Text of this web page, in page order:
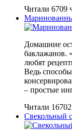
Читали 6709
Домашние
баклажанов.
любят
Ведь
– простые
Читали
Свекольный